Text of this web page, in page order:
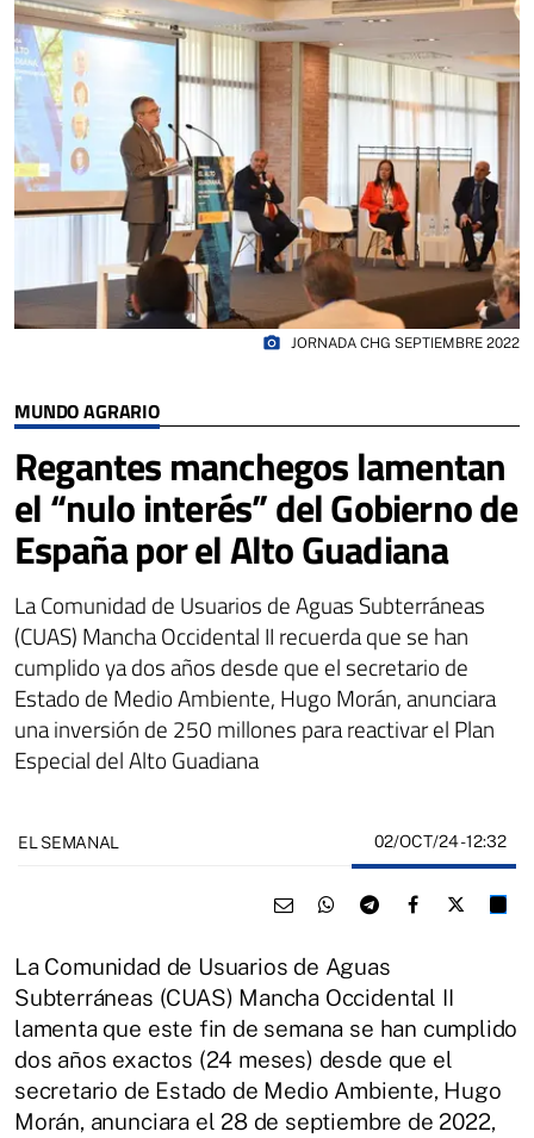
MUNDO AGRARIO
Regantes manchegos lamentan
el “nulo interés” del Gobierno de
España por el Alto Guadiana
La Comunidad de Usuarios de Aguas Subterráneas
(CUAS) Mancha Occidental II recuerda que se han
cumplido ya dos años desde que el secretario de
Estado de Medio Ambiente, Hugo Morán, anunciara
una inversión de 250 millones para reactivar el Plan
Especial del Alto Guadiana
photo_camera JORNADA CHG SEPTIEMBRE 2022
EL SEMANAL 02/OCT/24- 12:32
La Comunidad de Usuarios de Aguas
Subterráneas (CUAS) Mancha Occidental II
lamenta que este fin de semana se han cumplido
dos años exactos (24 meses) desde que el
secretario de Estado de Medio Ambiente, Hugo
Morán, anunciara el 28 de septiembre de 2022,